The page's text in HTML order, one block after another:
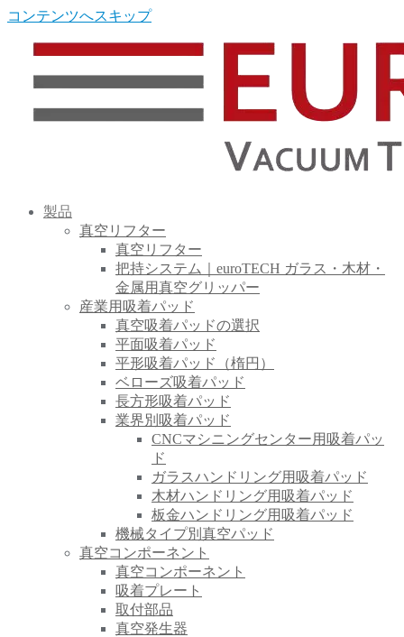
コンテンツへスキップ
製品
真空リフター
真空リフター
把持システム｜euroTECH ガラス・木材・
金属用真空グリッパー
産業用吸着パッド
真空吸着パッドの選択
平面吸着パッド
平形吸着パッド（楕円）
ベローズ吸着パッド
長方形吸着パッド
業界別吸着パッド
CNCマシニングセンター用吸着パッ
ド
ガラスハンドリング用吸着パッド
木材ハンドリング用吸着パッド
板金ハンドリング用吸着パッド
機械タイプ別真空パッド
真空コンポーネント
真空コンポーネント
吸着プレート
取付部品
真空発生器